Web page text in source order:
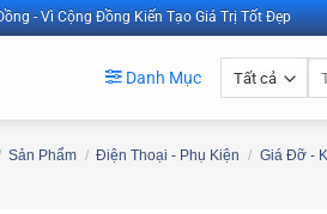
- Vì Cộng Đồng Kiến Tạo Giá Trị Tốt Đẹp
Danh Mục
Sản Phẩm / Điện Thoại - Phụ Kiện / Giá Đỡ -